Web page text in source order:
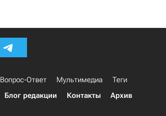
Вопрос-Ответ Мультимедиа
Теги
Блог редакции Контакты Архив